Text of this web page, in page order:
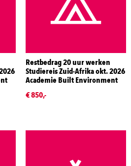
Restbedrag 20 uur werken
Studiereis Zuid-Afrika okt. 2026
Academie Built Environment
€ 850,-